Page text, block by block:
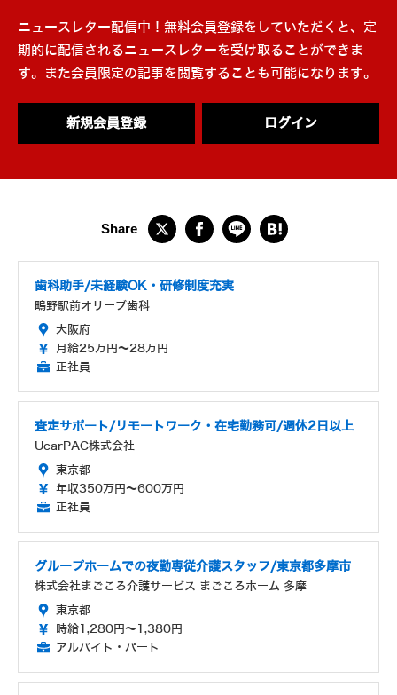
ニュースレター配信中！無料会員登録をしていただくと、定
期的に配信されるニュースレターを受け取ることができま
す。また会員限定の記事を閲覧することも可能になります。
新規会員登録 ログイン
歯科助手/未経験OK・研修制度充実
鴫野駅前オリーブ歯科
大阪府
月給25万円～28万円
正社員
査定サポート/リモートワーク・在宅勤務可/週休2日以上
UcarPAC株式会社
東京都
年収350万円～600万円
正社員
グループホームでの夜勤専従介護スタッフ/東京都多摩市
株式会社まごころ介護サービス まごころホーム 多摩
東京都
時給1,280円～1,380円
アルバイト・パート